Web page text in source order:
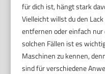
für dich ist, hängt stark
Vielleicht willst du den
entfernen oder einfach nur
solchen Fällen ist es
Maschinen zu kennen,
sind für verschiedene